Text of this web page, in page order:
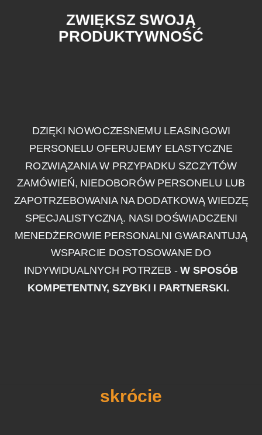
ZWIĘKSZ SWOJĄ
PRODUKTYWNOŚĆ
DZIĘKI NOWOCZESNEMU LEASINGOWI
PERSONELU OFERUJEMY ELASTYCZNE
ROZWIĄZANIA W PRZYPADKU SZCZYTÓW
ZAMÓWIEŃ, NIEDOBORÓW PERSONELU LUB
ZAPOTRZEBOWANIA NA DODATKOWĄ WIEDZĘ
SPECJALISTYCZNĄ. NASI DOŚWIADCZENI
MENEDŻEROWIE PERSONALNI GWARANTUJĄ
WSPARCIE DOSTOSOWANE DO
INDYWIDUALNYCH POTRZEB -W SPOSÓB
KOMPETENTNY, SZYBKI I PARTNERSKI.
skrócie